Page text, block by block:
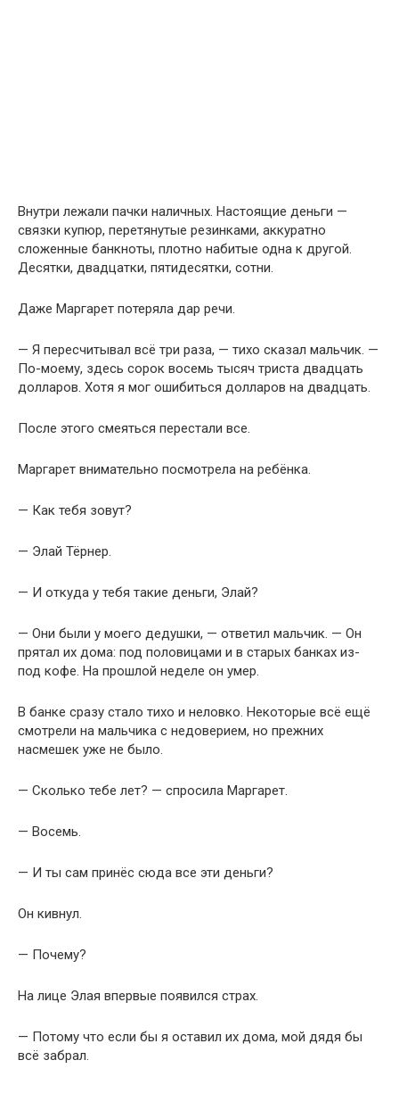
Внутри лежали пачки наличных. Настоящие деньги —
связки купюр, перетянутые резинками, аккуратно
сложенные банкноты, плотно набитые одна к другой.
Десятки, двадцатки, пятидесятки, сотни.
Даже Маргарет потеряла дар речи.
— Я пересчитывал всё три раза, — тихо сказал мальчик. —
По-моему, здесь сорок восемь тысяч триста двадцать
долларов. Хотя я мог ошибиться долларов на двадцать.
После этого смеяться перестали все.
Маргарет внимательно посмотрела на ребёнка.
— Как тебя зовут?
— Элай Тёрнер.
— И откуда у тебя такие деньги, Элай?
— Они были у моего дедушки, — ответил мальчик. — Он
прятал их дома: под половицами и в старых банках из-
под кофе. На прошлой неделе он умер.
В банке сразу стало тихо и неловко. Некоторые всё ещё
смотрели на мальчика с недоверием, но прежних
насмешек уже не было.
— Сколько тебе лет? — спросила Маргарет.
— Восемь.
— И ты сам принёс сюда все эти деньги?
Он кивнул.
— Почему?
На лице Элая впервые появился страх.
— Потому что если бы я оставил их дома, мой дядя бы
всё забрал.